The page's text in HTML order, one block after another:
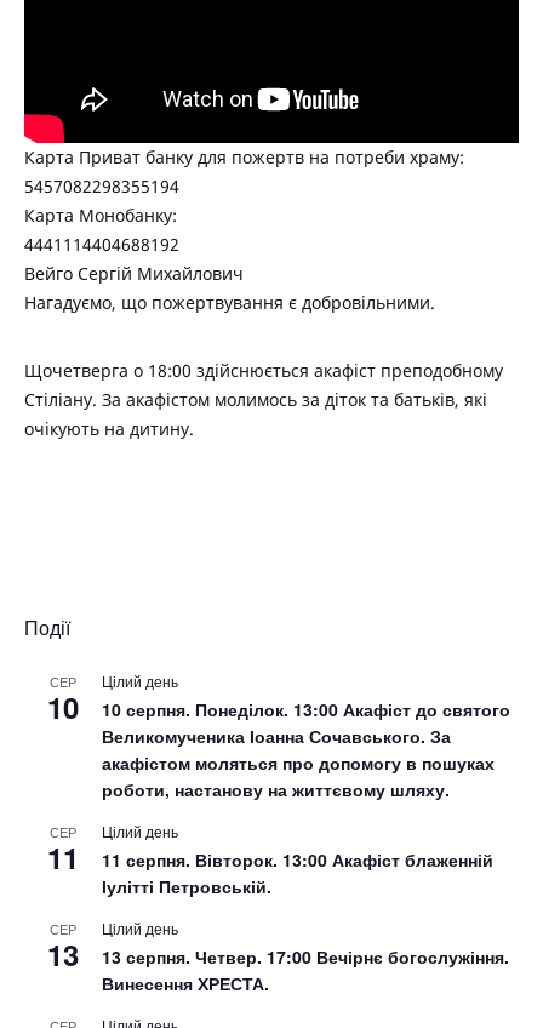
Карта Приват банку для пожертв на потреби храму:
5457082298355194
Карта Монобанку:
4441114404688192
Вейго Сергій Михайлович
Нагадуємо, що пожертвування є добровільними.
Щочетверга о 18:00 здійснюється акафіст преподобному
Стіліану. За акафістом молимось за діток та батьків, які
очікують на дитину.
Події
СЕР
10
Цілий день
10 серпня. Понеділок. 13:00 Акафіст до святого
Великомученика Іоанна Сочавського. За
акафістом моляться про допомогу в пошуках
роботи, настанову на життєвому шляху.
СЕР
11
Цілий день
11 серпня. Вівторок. 13:00 Акафіст блаженній
Іулітті Петровській.
СЕР
13
Цілий день
13 серпня. Четвер. 17:00 Вечірнє богослужіння.
Винесення ХРЕСТА.